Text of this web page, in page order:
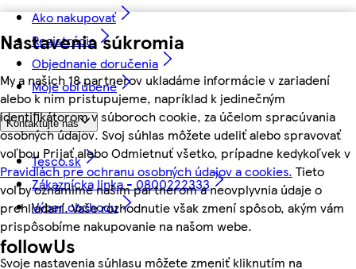
Nastavenia súkromia
My a našich 18 partnerov ukladáme informácie v zariadení
alebo k nim pristupujeme, napríklad k jedinečným
identifikátorom v súboroch cookie, za účelom spracúvania
osobných údajov. Svoj súhlas môžete udeliť alebo spravovať
voľbou Prijať alebo Odmietnuť všetko, prípadne kedykoľvek v
Pravidlách pre ochranu osobných údajov a cookies. Tieto
voľby oznámime našim partnerom a neovplyvnia údaje o
prehliadaní. Vaše rozhodnutie však zmení spôsob, akým vám
prispôsobíme nakupovanie na našom webe.
Svoje nastavenia súhlasu môžete zmeniť kliknutím na
Ako nakupovať
Registrácia
Objednanie doručenia
Moje obľúbené
Kontaktujte nás
Tesco.sk
Zákaznícka linka - 0800222333
Výber obchodu
followUs